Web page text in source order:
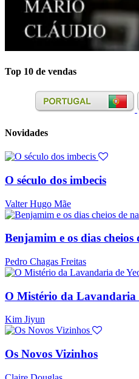
Top 10 de vendas
Novidades
O século dos imbecis
Valter Hugo Mãe
Benjamim e os dias cheios
Pedro Chagas Freitas
O Mistério da Lavandaria
Kim Jiyun
Os Novos Vizinhos